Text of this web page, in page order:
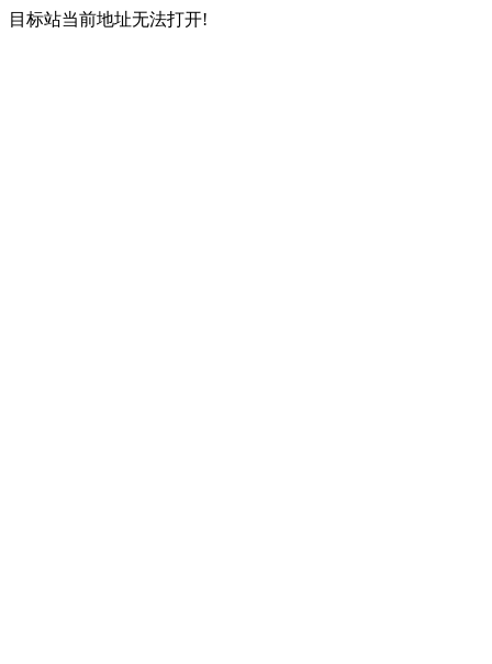
目标站当前地址无法打开!